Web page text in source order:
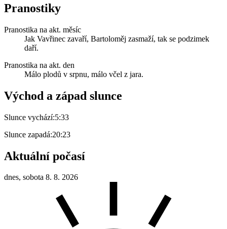
Pranostiky
Pranostika na akt. měsíc
Jak Vavřinec zavaří, Bartoloměj zasmaží, tak se podzimek
daří.
Pranostika na akt. den
Málo plodů v srpnu, málo včel z jara.
Východ a západ slunce
Slunce vychází:5:33
Slunce zapadá:20:23
Aktuální počasí
dnes, sobota 8. 8. 2026